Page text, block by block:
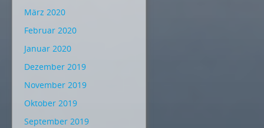
März 2020
Februar 2020
Januar 2020
Dezember 2019
November 2019
Oktober 2019
September 2019